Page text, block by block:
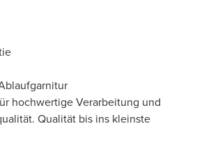
hochwertige Verarbeitung und
Qualität bis ins kleinste